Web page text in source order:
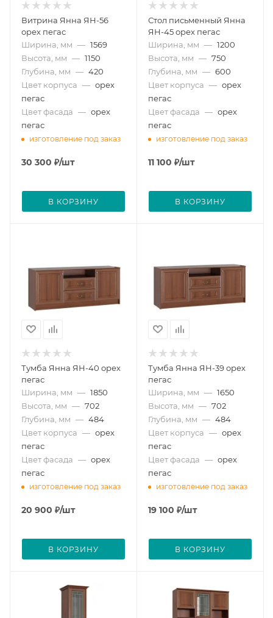
Витрина Янна ЯН-56
орех пегас
Ширина, мм — 1569
Высота, мм — 1150
Глубина, мм — 420
Цвет корпуса — орех
пегас
Цвет фасада — орех
пегас
изготовление под заказ
30 300 ₽/шт
В КОРЗИНУ
Стол письменный Янна
ЯН-45 орех пегас
Ширина, мм — 1200
Высота, мм — 750
Глубина, мм — 600
Цвет корпуса — орех
пегас
Цвет фасада — орех
пегас
изготовление под заказ
11 100 ₽/шт
В КОРЗИНУ
Тумба Янна ЯН-40 орех
пегас
Ширина, мм — 1850
Высота, мм — 702
Глубина, мм — 484
Цвет корпуса — орех
пегас
Цвет фасада — орех
пегас
изготовление под заказ
20 900 ₽/шт
В КОРЗИНУ
Тумба Янна ЯН-39 орех
пегас
Ширина, мм — 1650
Высота, мм — 702
Глубина, мм — 484
Цвет корпуса — орех
пегас
Цвет фасада — орех
пегас
изготовление под заказ
19 100 ₽/шт
В КОРЗИНУ